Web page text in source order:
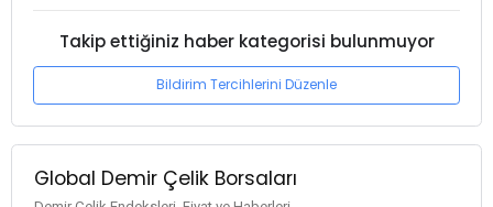
Takip ettiğiniz haber kategorisi bulunmuyor
Bildirim Tercihlerini Düzenle
Global Demir Çelik Borsaları